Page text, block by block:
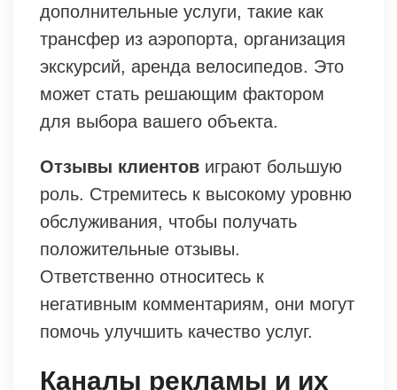
дополнительные услуги, такие как
трансфер из аэропорта, организация
экскурсий, аренда велосипедов. Это
может стать решающим фактором
для выбора вашего объекта.
Отзывы клиентов играют большую
роль. Стремитесь к высокому уровню
обслуживания, чтобы получать
положительные отзывы.
Ответственно относитесь к
негативным комментариям, они могут
помочь улучшить качество услуг.
Каналы рекламы и их